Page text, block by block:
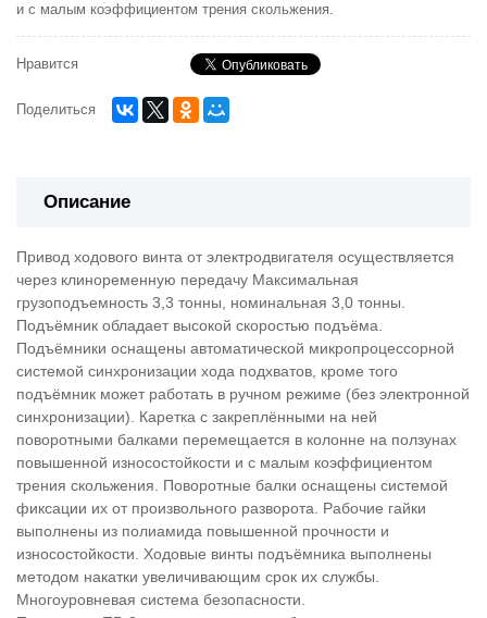
и с малым коэффициентом трения скольжения.
Нравится
Поделиться
Описание
Привод ходового винта от электродвигателя осуществляется
через клиноременную передачу Максимальная
грузоподъемность 3,3 тонны, номинальная 3,0 тонны.
Подъёмник обладает высокой скоростью подъёма.
Подъёмники оснащены автоматической микропроцессорной
системой синхронизации хода подхватов, кроме того
подъёмник может работать в ручном режиме (без электронной
синхронизации). Каретка с закреплёнными на ней
поворотными балками перемещается в колонне на ползунах
повышенной износостойкости и с малым коэффициентом
трения скольжения. Поворотные балки оснащены системой
фиксации их от произвольного разворота. Рабочие гайки
выполнены из полиамида повышенной прочности и
износостойкости. Ходовые винты подъёмника выполнены
методом накатки увеличивающим срок их службы.
Многоуровневая система безопасности.